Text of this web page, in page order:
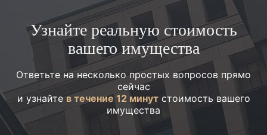
Узнайте реальную стоимость
вашего имущества
Ответьте на несколько простых вопросов прямо
сейчас
и узнайтев течение 12 минутстоимость вашего
имущества